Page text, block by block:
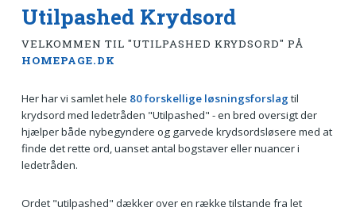
Utilpashed Krydsord
VELKOMMEN TIL "UTILPASHED KRYDSORD" PÅ
HOMEPAGE.DK
Her har vi samlet hele 80 forskellige løsningsforslag til
krydsord med ledetråden "Utilpashed" - en bred oversigt der
hjælper både nybegyndere og garvede krydsordsløsere med at
finde det rette ord, uanset antal bogstaver eller nuancer i
ledetråden.
Ordet "utilpashed" dækker over en række tilstande fra let